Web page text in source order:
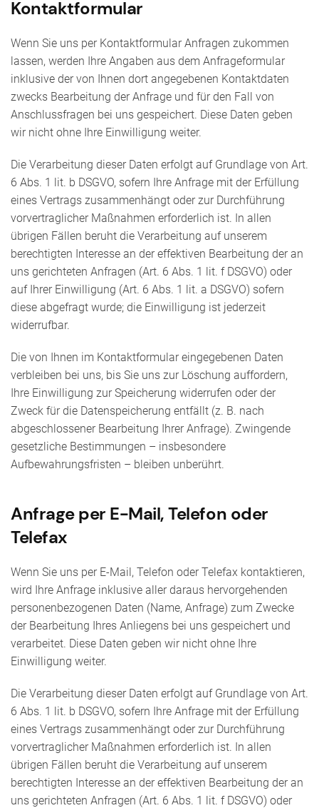
Kontaktformular
Wenn Sie uns per Kontaktformular Anfragen zukommen
lassen, werden Ihre Angaben aus dem Anfrageformular
inklusive der von Ihnen dort angegebenen Kontaktdaten
zwecks Bearbeitung der Anfrage und für den Fall von
Anschlussfragen bei uns gespeichert. Diese Daten geben
wir nicht ohne Ihre Einwilligung weiter.
Die Verarbeitung dieser Daten erfolgt auf Grundlage von Art.
6 Abs. 1 lit. b DSGVO, sofern Ihre Anfrage mit der Erfüllung
eines Vertrags zusammenhängt oder zur Durchführung
vorvertraglicher Maßnahmen erforderlich ist. In allen
übrigen Fällen beruht die Verarbeitung auf unserem
berechtigten Interesse an der effektiven Bearbeitung der an
uns gerichteten Anfragen (Art. 6 Abs. 1 lit. f DSGVO) oder
auf Ihrer Einwilligung (Art. 6 Abs. 1 lit. a DSGVO) sofern
diese abgefragt wurde; die Einwilligung ist jederzeit
widerrufbar.
Die von Ihnen im Kontaktformular eingegebenen Daten
verbleiben bei uns, bis Sie uns zur Löschung auffordern,
Ihre Einwilligung zur Speicherung widerrufen oder der
Zweck für die Datenspeicherung entfällt (z. B. nach
abgeschlossener Bearbeitung Ihrer Anfrage). Zwingende
gesetzliche Bestimmungen – insbesondere
Aufbewahrungsfristen – bleiben unberührt.
Anfrage per E-Mail, Telefon oder
Telefax
Wenn Sie uns per E-Mail, Telefon oder Telefax kontaktieren,
wird Ihre Anfrage inklusive aller daraus hervorgehenden
personenbezogenen Daten (Name, Anfrage) zum Zwecke
der Bearbeitung Ihres Anliegens bei uns gespeichert und
verarbeitet. Diese Daten geben wir nicht ohne Ihre
Einwilligung weiter.
Die Verarbeitung dieser Daten erfolgt auf Grundlage von Art.
6 Abs. 1 lit. b DSGVO, sofern Ihre Anfrage mit der Erfüllung
eines Vertrags zusammenhängt oder zur Durchführung
vorvertraglicher Maßnahmen erforderlich ist. In allen
übrigen Fällen beruht die Verarbeitung auf unserem
berechtigten Interesse an der effektiven Bearbeitung der an
uns gerichteten Anfragen (Art. 6 Abs. 1 lit. f DSGVO) oder